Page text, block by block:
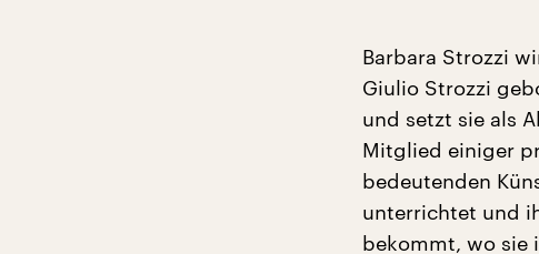
Barbara Strozzi
Giulio Strozzi
und setzt sie als
Mitglied einiger
bedeutenden
unterrichtet und
bekommt, wo sie